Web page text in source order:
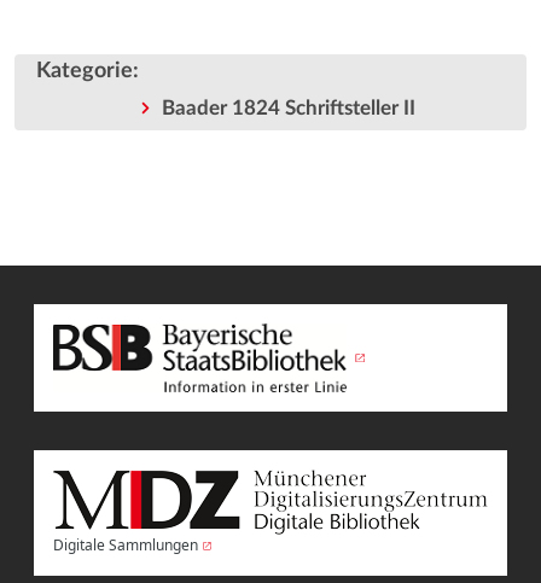
Kategorie:
Baader 1824 Schriftsteller II
Digitale Sammlungen